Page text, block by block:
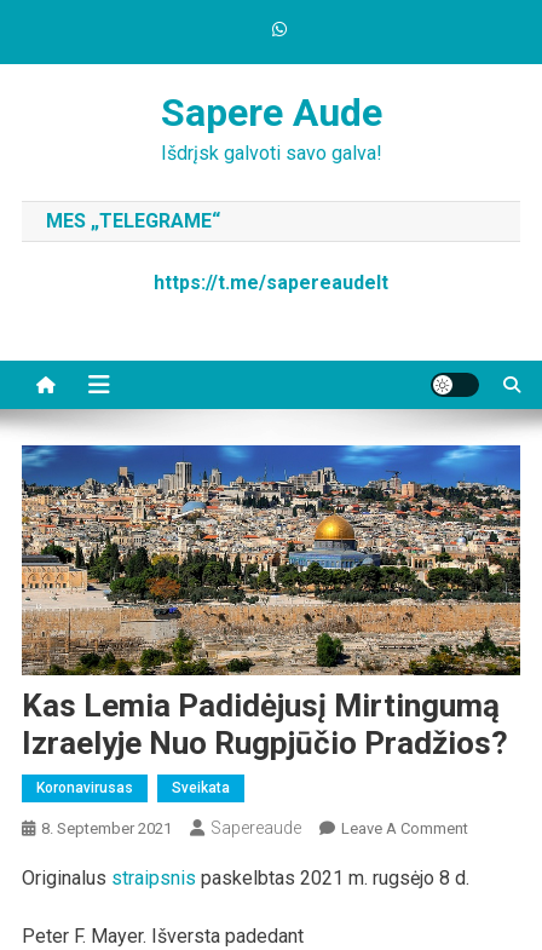
Sapere Aude
Išdrįsk galvoti savo galva!
MES „TELEGRAME“
https://t.me/sapereaudelt
Kas Lemia Padidėjusį Mirtingumą
Izraelyje Nuo Rugpjūčio Pradžios?
Koronavirusas Sveikata
8. September 2021 Sapereaude Leave A CommentOn
Lemia
Originalus straipsnis paskelbtas 2021 m. rugsėjo 8 d.
Peter F. Mayer. Išversta padedant